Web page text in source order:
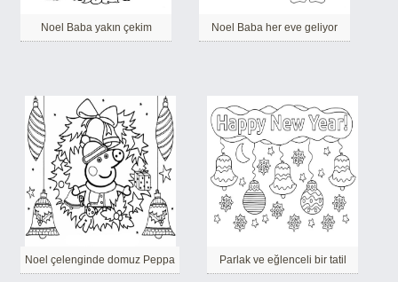
Noel Baba yakın çekim Noel Baba her eve geliyor
Noel çelenginde domuz Peppa Parlak ve eğlenceli bir tatil